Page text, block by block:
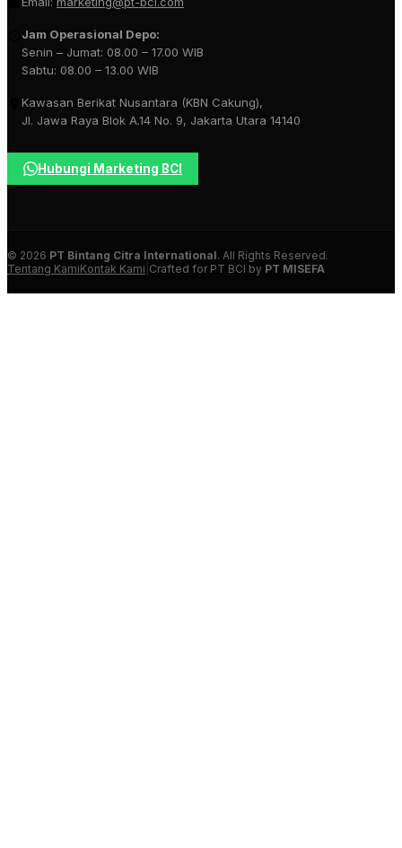
Jam Operasional Depo:
Senin – Jumat: 08.00 – 17.00 WIB
Sabtu: 08.00 – 13.00 WIB
Kawasan Berikat Nusantara (KBN Cakung),
Jl. Jawa Raya Blok A.14 No. 9, Jakarta Utara 14140
Hubungi Marketing BCI
© 2026 PT Bintang Citra International. All Rights Reserved.
Tentang KamiKontak Kami Crafted for PT BCI by PT MISEFA